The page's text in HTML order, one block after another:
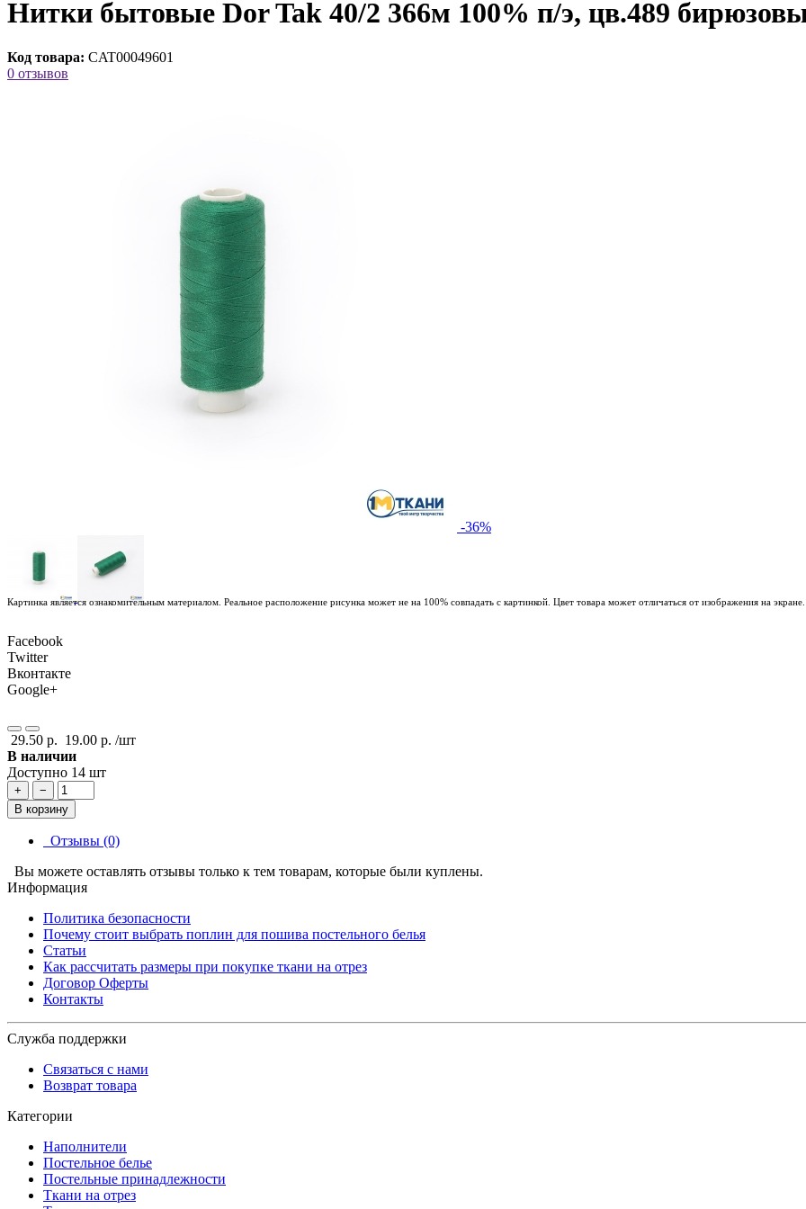
Нитки бытовые Dor Tak 40/2 366м 100% п/э, цв.489
Код товара: CAT00049601
0 отзывов
-36%
Картинка является ознакомительным материалом. Реальное расположение рисунка может не на 100% совпадать с картинкой. Цвет товара может отличаться от изображения на экране.
Facebook
Twitter
Вконтакте
Google+
29.50 р. 19.00 р. /шт
В наличии
Доступно 14 шт
+
−
В корзину
Отзывы (0)
Вы можете оставлять отзывы только к тем товарам, которые были куплены.
Информация
Политика безопасности
Почему стоит выбрать поплин для пошива постельного белья
Статьи
Как рассчитать размеры при покупке ткани на отрез
Договор Оферты
Контакты
Служба поддержки
Связаться с нами
Возврат товара
Категории
Наполнители
Постельное белье
Постельные принадлежности
Ткани на отрез